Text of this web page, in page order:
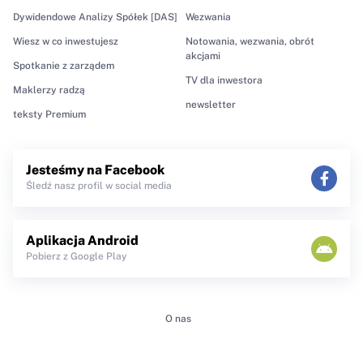
Dywidendowe Analizy Spółek [DAS]
Wiesz w co inwestujesz
Spotkanie z zarządem
Maklerzy radzą
teksty Premium
Wezwania
Notowania, wezwania, obrót
akcjami
TV dla inwestora
newsletter
Jesteśmy na Facebook
Śledź nasz profil w social media
Aplikacja Android
Pobierz z Google Play
O nas